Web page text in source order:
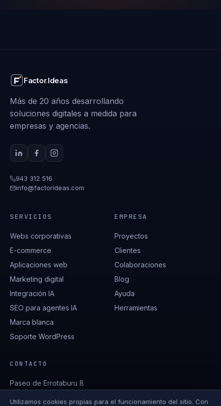
Factor.Ideas
Más de 20 años desarrollando
soluciones digitales a medida para
empresas y agencias.
943 312 516
info@factorideas.com
SERVICIOS
Webs corporativas
E-commerce
Aplicaciones web
Marketing digital
Integración IA
SEO para agentes IA
Marca blanca
Soporte WordPress
EMPRESA
Proyectos
Clientes
Colaboraciones
Blog
Ayuda
Herramientas
CONTACTO
Paseo de Errotaburu 8
Utilizamos cookies propias para el funcionamiento del sitio. Con